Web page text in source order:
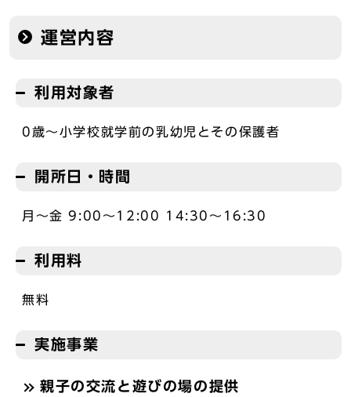
運営内容
利用対象者
0歳～小学校就学前の乳幼児とその保護者
開所日・時間
月～金 9:00～12:00 14:30～16:30
利用料
無料
実施事業
親子の交流と遊びの場の提供